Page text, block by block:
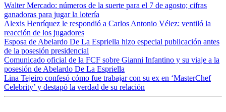
Walter Mercado: números de la suerte para el 7 de agosto; cifras
ganadoras para jugar la lotería
Alexis Henríquez le respondió a Carlos Antonio Vélez: ventiló la
reacción de los jugadores
Esposa de Abelardo De La Espriella hizo especial publicación antes
de la posesión presidencial
Comunicado oficial de la FCF sobre Gianni Infantino y su viaje a la
posesión de Abelardo De La Espriella
Lina Tejeiro confesó cómo fue trabajar con su ex en ‘MasterChef
Celebrity’ y destapó la verdad de su relación